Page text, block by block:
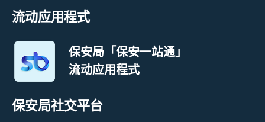
流动应用程式
保安局「保安一站通」
流动应用程式
保安局社交平台